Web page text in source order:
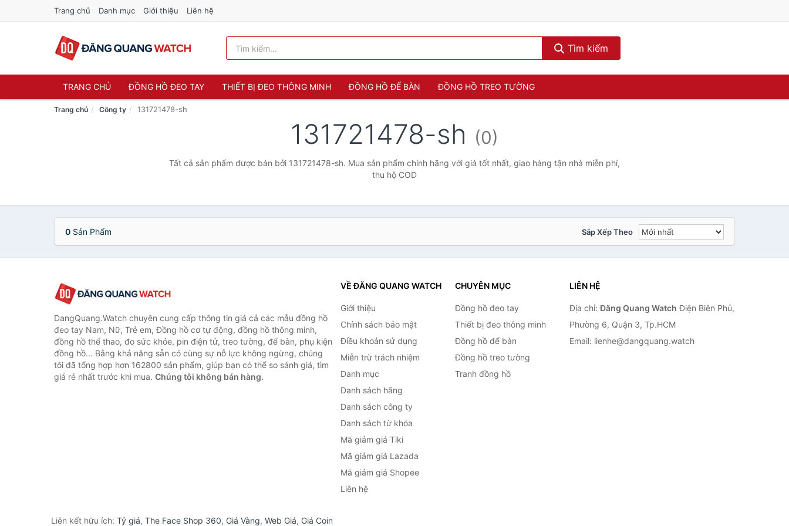
Trang chủ Danh mục Giới thiệu Liên hệ
Tìm kiếm
TRANG CHỦ ĐỒNG HỒ ĐEO TAY THIẾT BỊ ĐEO THÔNG MINH ĐỒNG HỒ ĐỂ BÀN ĐỒNG HỒ TREO TƯỜNG
Trang chủ Công ty 131721478-sh
131721478-sh (0)
Tất cả sản phẩm được bán bởi 131721478-sh. Mua sản phẩm chính hãng với giá tốt nhất, giao hàng tận nhà miễn phí,
thu hộ COD
0 Sản Phẩm Sắp Xếp Theo
DangQuang.Watch chuyên cung cấp thông tin giá cả các mẫu đồng hồ
đeo tay Nam, Nữ, Trẻ em, Đồng hồ cơ tự động, đồng hồ thông minh,
đồng hồ thể thao, đo sức khỏe, pin điện tử, treo tường, để bàn, phụ kiện
đồng hồ... Bằng khả năng sẵn có cùng sự nỗ lực không ngừng, chúng
tôi đã tổng hợp hơn 162800 sản phẩm, giúp bạn có thể so sánh giá, tìm
giá rẻ nhất trước khi mua. Chúng tôi không bán hàng.
VỀ ĐĂNG QUANG WATCH
Giới thiệu
Chính sách bảo mật
Điều khoản sử dụng
Miễn trừ trách nhiệm
Danh mục
Danh sách hãng
Danh sách công ty
Danh sách từ khóa
Mã giảm giá Tiki
Mã giảm giá Lazada
Mã giảm giá Shopee
Liên hệ
CHUYÊN MỤC
Đồng hồ đeo tay
Thiết bị đeo thông minh
Đồng hồ để bàn
Đồng hồ treo tường
Tranh đồng hồ
LIÊN HỆ
Địa chỉ:Đăng Quang Watch Điện Biên Phủ,
Phường 6, Quận 3, Tp.HCM
Email: lienhe@dangquang.watch
Liên kết hữu ích: Tỷ giá, The Face Shop 360, Giá Vàng, Web Giá, Giá Coin